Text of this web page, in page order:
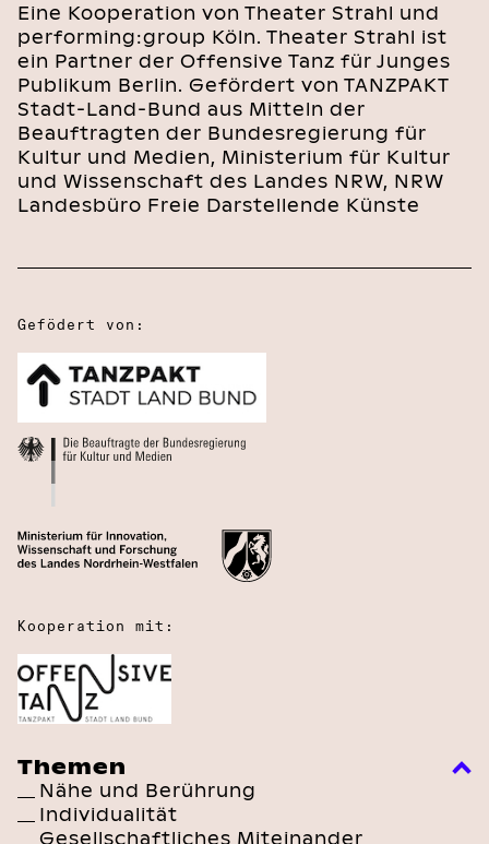
Eine Kooperation von Theater Strahl und
performing:group Köln. Theater Strahl ist
ein Partner der Offensive Tanz für Junges
Publikum Berlin. Gefördert von TANZPAKT
Stadt-Land-Bund aus Mitteln der
Beauftragten der Bundesregierung für
Kultur und Medien, Ministerium für Kultur
und Wissenschaft des Landes NRW, NRW
Landesbüro Freie Darstellende Künste
Gefödert von:
Kooperation mit:
Themen
Nähe und Berührung
Individualität
Gesellschaftliches Miteinander